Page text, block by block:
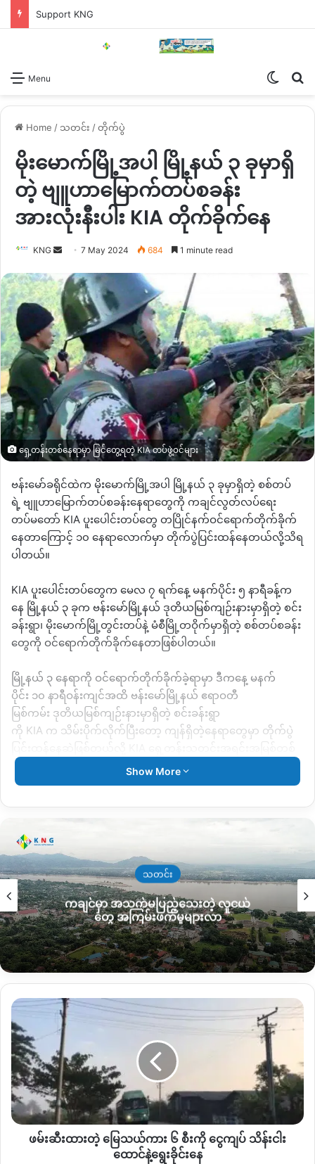
Support KNG
Menu
Home / သတင်း /တိုက်ပွဲ
မိုးမောက်မြို့အပါ မြို့နယ် ၃ ခုမှာရှိ
တဲ့ ဗျူဟာမြောက်တပ်စခန်း
အားလုံးနီးပါး KIA တိုက်ခိုက်နေ
KNG
Send
email
7 May 2024 684 1 minute read
ရှေ့တန်းတစ်နေရာမှာ မြင်တွေ့ရတဲ့ KIA တပ်ဖွဲ့ဝင်များ
ဗန်းမော်ခရိုင်ထဲက မိုးမောက်မြို့အပါ မြို့နယ် ၃ ခုမှာရှိတဲ့ စစ်တပ်
ရဲ့ ဗျူဟာမြောက်တပ်စခန်းနေရာတွေကို ကချင်လွတ်လပ်ရေး
တပ်မတော် KIA ပူးပေါင်းတပ်တွေ တပြိုင်နက်ဝင်ရောက်တိုက်ခိုက်
နေတာကြောင့် ၁၀ နေရာလောက်မှာ တိုက်ပွဲပြင်းထန်နေတယ်လို့သိရ
ပါတယ်။
KIA ပူးပေါင်းတပ်တွေက မေလ ၇ ရက်နေ့ မနက်ပိုင်း ၅ နာရီခန့်က
နေ မြို့နယ် ၃ ခုက ဗန်းမော်မြို့နယ် ဒုတိယမြစ်ကျဉ်းနားမှာရှိတဲ့ စင်း
ခန်းရွာ၊ မိုးမောက်မြို့တွင်းတပ်နဲ့ မံစီမြို့တဝိုက်မှာရှိတဲ့ စစ်တပ်စခန်း
တွေကို ဝင်ရောက်တိုက်ခိုက်နေတာဖြစ်ပါတယ်။
မြို့နယ် ၃ နေရာကို ဝင်ရောက်တိုက်ခိုက်ခဲ့ရာမှာ ဒီကနေ့ မနက်
ပိုင်း ၁၀ နာရီဝန်းကျင်အထိ ဗန်းမော်မြို့နယ် ဧရာဝတီ
မြစ်ကမ်း ဒုတိယမြစ်ကျဉ်းနားမှာရှိတဲ့ စင်းခန်းရွာ
ကို KIA က သိမ်းပိုက်လိုက်ပြီးတော့ ကျန်ရှိတဲ့နေရာတွေမှာ တိုက်ပွဲ
ဦးက
ကိုပြောပါတယ်။
မြို့တွင်းထဲမှာကို
ရွာတစ်ခု
လုံးကို သိမ်းထားပြီ။
စခန်းအားလုံးကို
သိမ်းထားပြီ။ အခုက
တာဝါတိုင်
စခန်းအနည်းငယ်ကျန်သေးတယ်”လို့ပြောပါတယ်။
စင်းခန်းရွာထဲမှာအထိုင်ချထားတဲ့ ရဲစခန်းအပါ၊ တပ်စခန်းနေရာတွေ
ကိုKIAသိမ်းပိုက်ထားပြီ လက်ရှိ ၁၀ နာရီဝန်းကျင်အထိ ရွာ
အပြင် တာဝါတိုင်တပ်စခန်းနေရာကို အပြီးသတ်ရှင်းလင်းဖို့ တိုက်ပွဲ
ဖြစ်ပွားနေဆဲဖြစ်တယ်လို့သိရပါတယ်။
မြို့တွင်းရပ်ကွက်တွေမှာ နေရာယူပုန်းရှောင်သွားတဲ့
အတွက်
မြို့တွင်းမှာတင်
တိုက်ပွဲ
ဖြစ်ပွားနေတယ်လို့
သိရပါတယ်။
KIAတပ်တွေက မိုးမောက်မြို့တွင်းတပ်ဖြစ်တဲ့
တပ်ရင်း
ကို အပြီးသတ်သိမ်းပိုက်နိုင်ဖို့ရန်အတွက် ထိုးစစ်ဆင်တိုက်ခိုက်နေ
တာဖြစ်ပြီး စစ်တပ်နဲ့ မြို့တွင်း ၂ နေရာမှာ
တိုက်ပွဲဖြစ်ပွားနေတာဖြစ်
ပါတယ်။
Show More
သတင်း
ကချင်မှာ အသက်မပြည့်သေးတဲ့ လူငယ်
တွေ အကြမ်းဖက်မှုများလာ
ဖမ်းဆီး
ထား
တဲ့ မြေ
သယ်
ကား ၆ စီး
ကို ငွေ
ကျပ်
သိန်း
ငါး
ထောင်ဖမ်းဆီးထားတဲ့ မြေသယ်ကား ၆ စီးကို ငွေကျပ် သိန်းငါး
ထောင်နဲ့ရွေးခိုင်းနေ